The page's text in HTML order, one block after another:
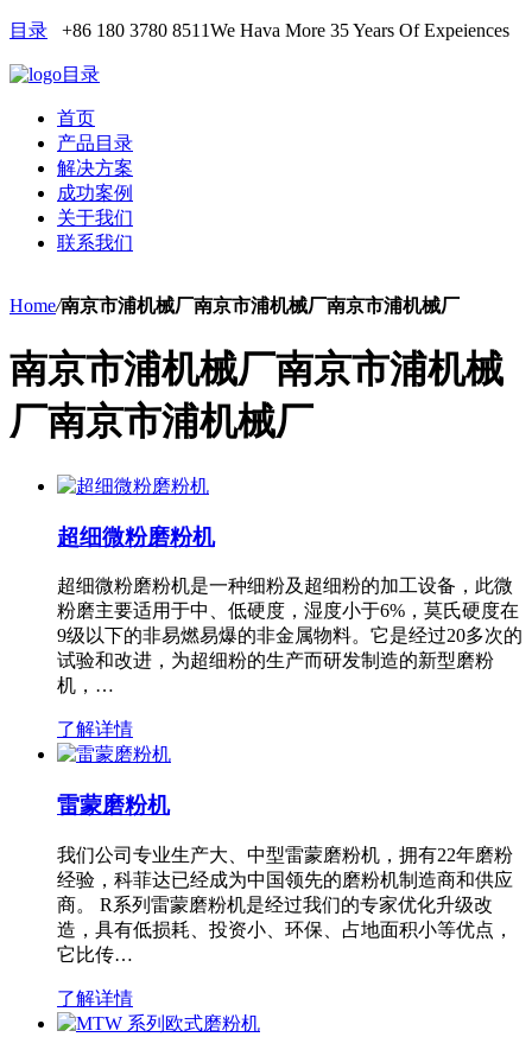
目录 +86 180 3780 8511We Hava More 35 Years Of Expeiences
目录
首页
产品目录
解决方案
成功案例
关于我们
联系我们
Home/南京市浦机械厂南京市浦机械厂南京市浦机械厂
南京市浦机械厂南京市浦机械
厂南京市浦机械厂
超细微粉磨粉机
超细微粉磨粉机是一种细粉及超细粉的加工设备，此微
粉磨主要适用于中、低硬度，湿度小于6%，莫氏硬度在
9级以下的非易燃易爆的非金属物料。它是经过20多次的
试验和改进，为超细粉的生产而研发制造的新型磨粉
机，…
了解详情
雷蒙磨粉机
我们公司专业生产大、中型雷蒙磨粉机，拥有22年磨粉
经验，科菲达已经成为中国领先的磨粉机制造商和供应
商。 R系列雷蒙磨粉机是经过我们的专家优化升级改
造，具有低损耗、投资小、环保、占地面积小等优点，
它比传…
了解详情